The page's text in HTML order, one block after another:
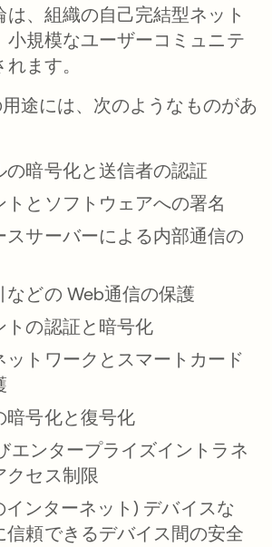
は、組織の自己完結型ネット
小規模なユーザーコミュニテ
ます。
途には、次のようなものがあ
の暗号化と送信者の認証
トとソフトウェアへの署名
スサーバーによる内部通信の
などの Web通信の保護
トの認証と暗号化
ットワークとスマートカード
暗号化と復号化
エンタープライズイントラネ
クセス制限
インターネット) デバイスな
信頼できるデバイス間の安全